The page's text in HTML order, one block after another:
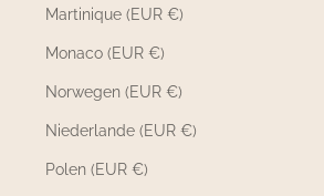
Martinique (EUR €)
Monaco (EUR €)
Norwegen (EUR €)
Niederlande (EUR €)
Polen (EUR €)